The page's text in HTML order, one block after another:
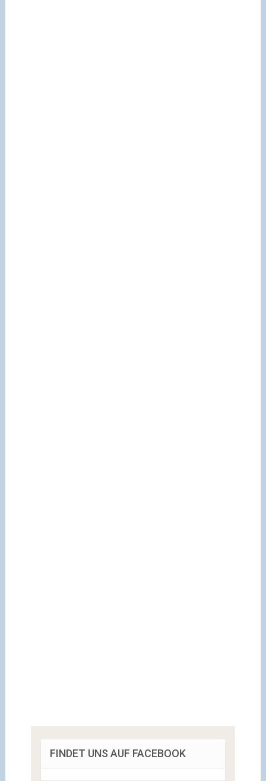
FINDET UNS AUF FACEBOOK